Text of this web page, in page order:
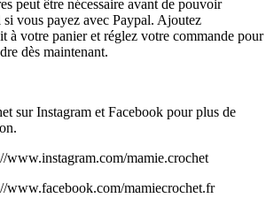
peut être nécessaire avant de pouvoir
vous payez avec Paypal. Ajoutez
à votre panier et réglez votre commande pour
dès maintenant.
sur Instagram et Facebook pour plus de
www.instagram.com/mamie.crochet
www.facebook.com/mamiecrochet.fr